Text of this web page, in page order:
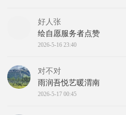
好人张
绘自愿服务者点赞
2026-5-16 23:40
对不对
雨润吾悦艺暖渭南
2026-5-17 00:45